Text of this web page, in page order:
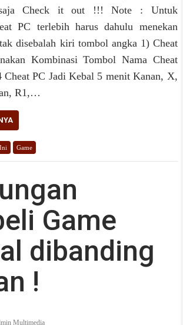
Check it out !!! Note : Untuk
PC terlebih harus dahulu menekan
disebalah kiri tombol angka 1) Cheat
Kombinasi Tombol Nama Cheat
Cheat PC Jadi Kebal 5 menit Kanan, X,
R1,…
Game
Game
dibanding
!
Multimedia